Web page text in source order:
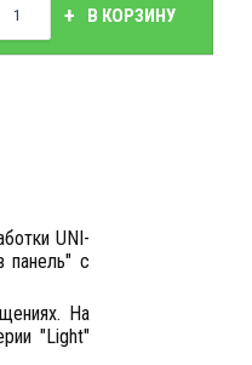
+ В КОРЗИНУ
UNI-
панель" с
На
"Light"